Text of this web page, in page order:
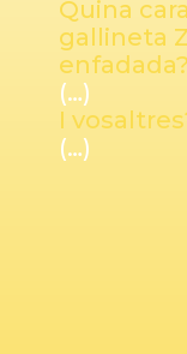
Quina
gallineta
enfadada?
(…)
I
(…)